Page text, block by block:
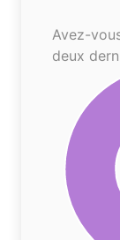
Avez-
deux